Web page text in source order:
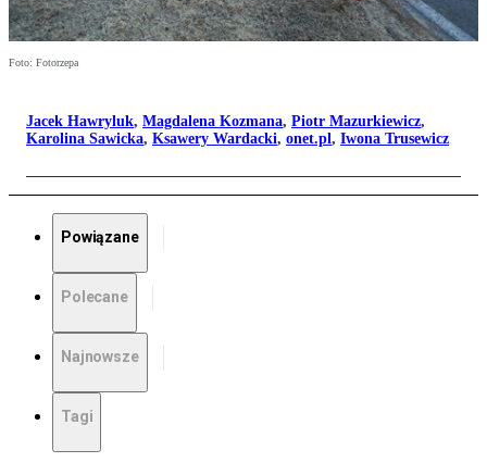
Foto: Fotorzepa
Jacek Hawryluk, Magdalena Kozmana, Piotr Mazurkiewicz,
Karolina Sawicka, Ksawery Wardacki, onet.pl, Iwona Trusewicz
Powiązane
Polecane
Najnowsze
Tagi